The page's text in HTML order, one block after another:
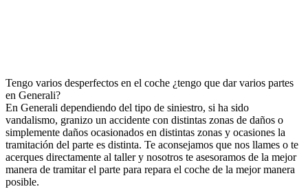
Tengo varios desperfectos en el coche ¿tengo que dar varios partes
en Generali?
En Generali dependiendo del tipo de siniestro, si ha sido
vandalismo, granizo un accidente con distintas zonas de daños o
simplemente daños ocasionados en distintas zonas y ocasiones la
tramitación del parte es distinta. Te aconsejamos que nos llames o te
acerques directamente al taller y nosotros te asesoramos de la mejor
manera de tramitar el parte para repara el coche de la mejor manera
posible.